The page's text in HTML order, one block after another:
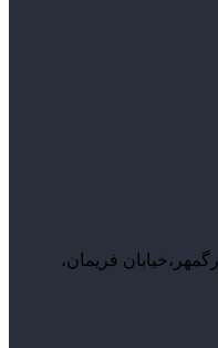
فریمان،